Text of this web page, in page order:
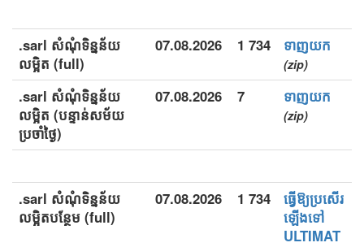
.sarl សំណុំទិន្នន័យ
លម្អិត (full)
07.08.2026 1 734 ទាញយក
(zip)
.sarl សំណុំទិន្នន័យ
លម្អិត (បន្ទាន់សម័យ
ប្រចាំថ្ងៃ)
07.08.2026 7 ទាញយក
(zip)
.sarl សំណុំទិន្នន័យ
លម្អិតបន្ថែម (full)
07.08.2026 1 734
ធ្វើឱ្យប្រសើរ
ឡើងទៅ
ULTIMAT